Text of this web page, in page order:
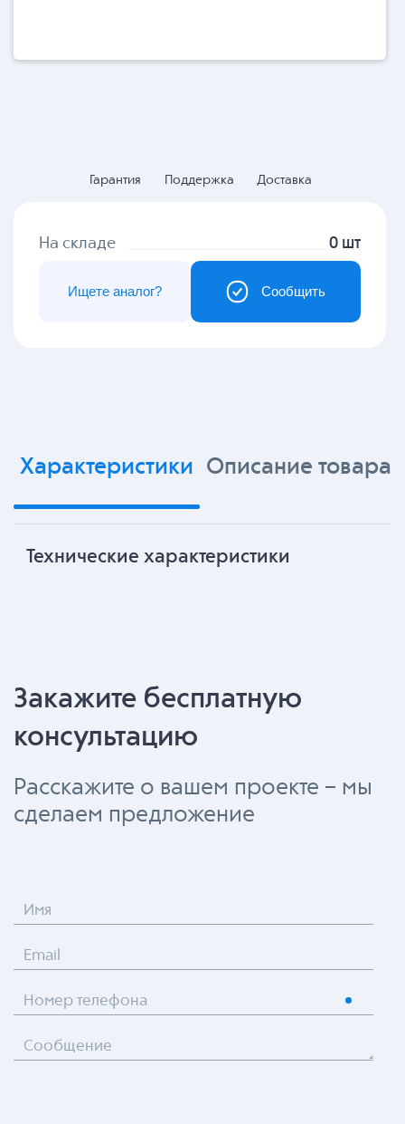
Гарантия Поддержка Доставка
На складе 0 шт
Сообщить
Ищете аналог?
Характеристики Описание товара
Технические характеристики
Закажите бесплатную
консультацию
Расскажите о вашем проекте – мы
сделаем предложение
Имя
Email
Номер телефона
Сообщение